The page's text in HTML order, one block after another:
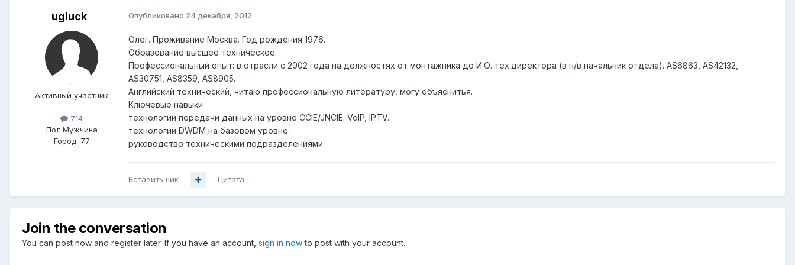
ugluck
Активный участник
714
Пол:Мужчина
Город: 77
Опубликовано 24 декабря, 2012
Олег. Проживание Москва. Год рождения 1976.
Образование высшее техническое.
Профессиональный опыт: в отрасли с 2002 года на должностях от монтажника до И.О. тех.директора (в н/в начальник отдела). AS6863, AS42132,
AS30751, AS8359, AS8905.
Английский технический, читаю профессиональную литературу, могу объяснитья.
Ключевые навыки
технологии передачи данных на уровне CCIE/JNCIE. VoIP, IPTV.
технологии DWDM на базовом уровне.
руководство техническими подразделениями.
Вставить ник Цитата
Join the conversation
You can post now and register later. If you have an account, sign in nowto post with your account.